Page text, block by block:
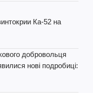
Ка-52 на
добровольця
нові подробиці: